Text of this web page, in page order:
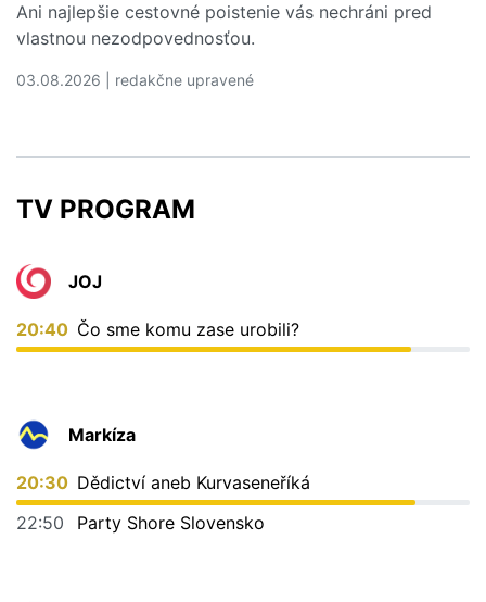
Ani najlepšie cestovné poistenie vás nechráni pred
vlastnou nezodpovednosťou.
03.08.2026 | redakčne upravené
TV PROGRAM
JOJ
20:40 Čo sme komu zase urobili?
Markíza
20:30 Dědictví aneb Kurvaseneříká
22:50
Party Shore Slovensko